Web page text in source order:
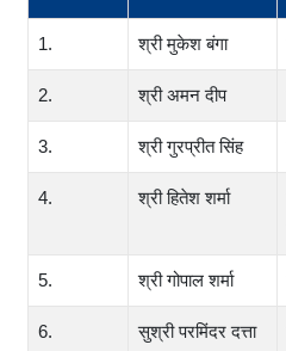
1. श्री मुकेश बंगा
2. श्री अमन दीप
3. श्री गुरप्रीत सिंह
4. श्री हितेश शर्मा
5. श्री गोपाल शर्मा
6. सुश्री परमिंदर दत्ता